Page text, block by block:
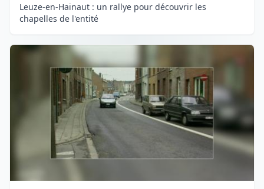
Leuze-en-Hainaut : un rallye pour découvrir les
chapelles de l'entité